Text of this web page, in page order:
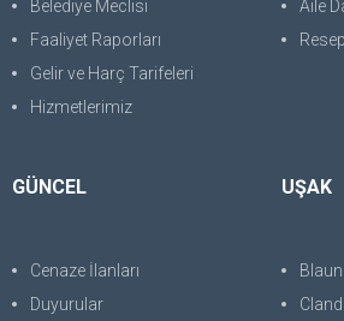
Belediye Meclisi
Faaliyet Raporları
Gelir ve Harç Tarifeleri
Hizmetlerimiz
Aile
GÜNCEL
Cenaze İlanları
Duyurular
UŞAK